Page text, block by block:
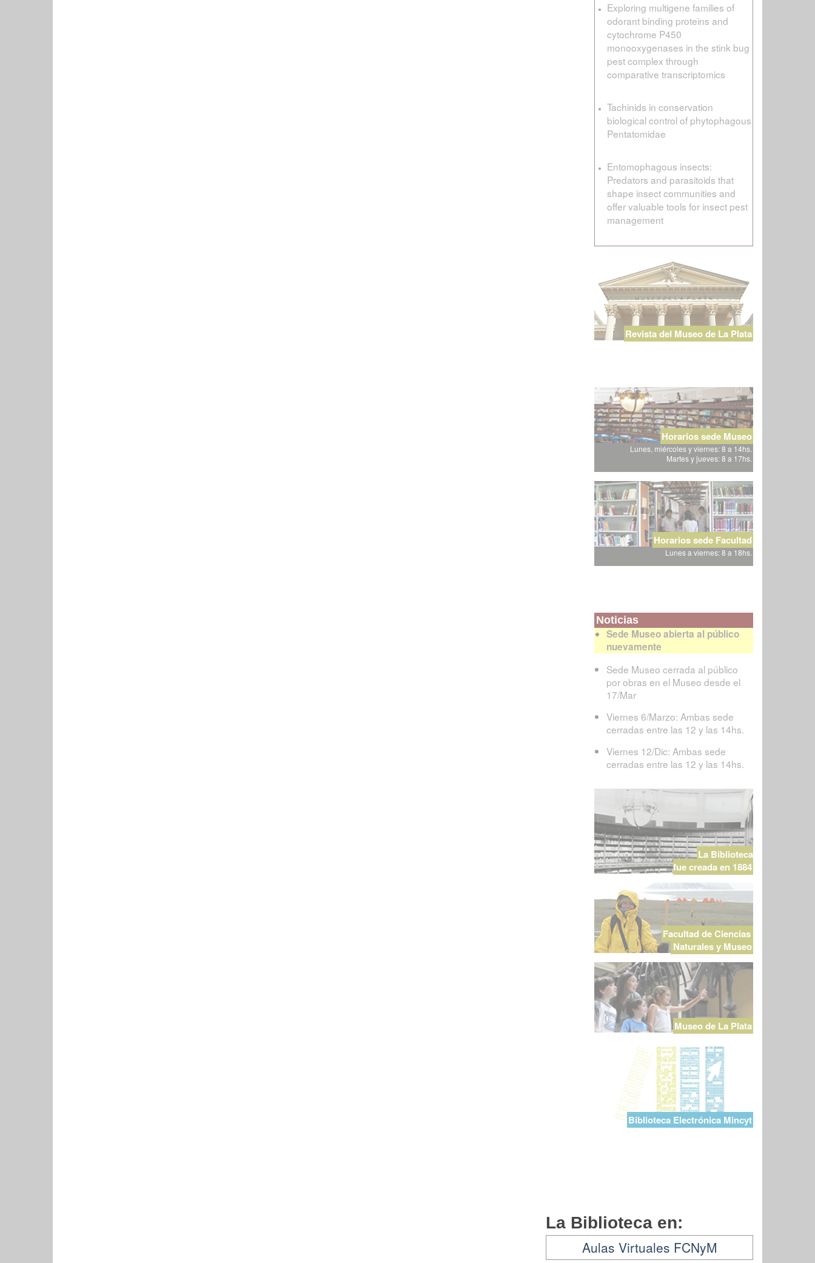
Exploring multigene families of
odorant binding proteins and
cytochrome P450
monooxygenases in the stink bug
pest complex through
comparative transcriptomics
Tachinids in conservation
biological control of phytophagous
Pentatomidae
Entomophagous insects:
Predators and parasitoids that
shape insect communities and
offer valuable tools for insect pest
management
Revista del Museo de La Plata
Horarios sede Museo
Lunes, miércoles y viernes: 8 a 14hs.
Martes y jueves: 8 a 17hs.
Horarios sede Facultad
Lunes a viernes: 8 a 18hs.
Noticias
Sede Museo abierta al público
nuevamente
Sede Museo cerrada al público
por obras en el Museo desde el
17/Mar
Viernes 6/Marzo: Ambas sede
cerradas entre las 12 y las 14hs.
Viernes 12/Dic: Ambas sede
cerradas entre las 12 y las 14hs.
La Biblioteca
fue creada en 1884
Facultad de Ciencias
Naturales y Museo
Museo de La Plata
Biblioteca Electrónica Mincyt
La Biblioteca en:
Aulas Virtuales FCNyM